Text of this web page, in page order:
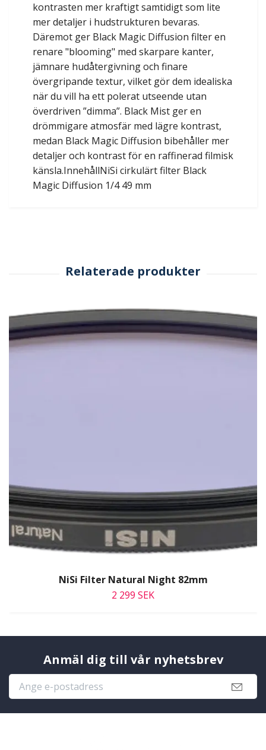
kontrasten mer kraftigt samtidigt som lite
mer detaljer i hudstrukturen bevaras.
Däremot ger Black Magic Diffusion filter en
renare "blooming" med skarpare kanter,
jämnare hudåtergivning och finare
övergripande textur, vilket gör dem idealiska
när du vill ha ett polerat utseende utan
överdriven ”dimma”. Black Mist ger en
drömmigare atmosfär med lägre kontrast,
medan Black Magic Diffusion bibehåller mer
detaljer och kontrast för en raffinerad filmisk
känsla.InnehållNiSi cirkulärt filter Black
Magic Diffusion 1/4 49 mm
NiSi Filter Natural Night 82mm
2 299 SEK
Anmäl dig till vår nyhetsbrev